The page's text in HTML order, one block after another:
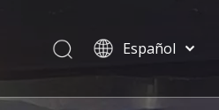
Español
العربية